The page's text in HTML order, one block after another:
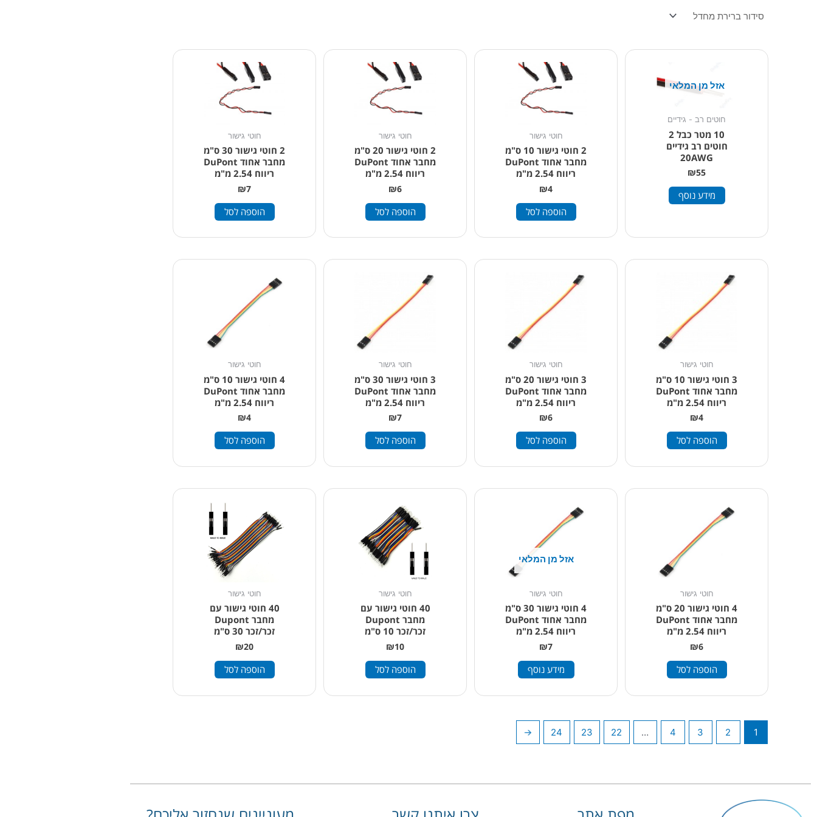
אזל מן המלאי
חוטים רב - גידיים
10 מטר כבל 2
חוטים רב גידיים
20AWG
₪55
מידע נוסף
חוטי גישור
2 חוטי גישור 10 ס"מ
מחבר אחוד DuPont
ריווח 2.54 מ"מ
₪4
הוספה לסל
חוטי גישור
2 חוטי גישור 20 ס"מ
מחבר אחוד DuPont
ריווח 2.54 מ"מ
₪6
הוספה לסל
חוטי גישור
2 חוטי גישור 30 ס"מ
מחבר אחוד DuPont
ריווח 2.54 מ"מ
₪7
הוספה לסל
חוטי גישור
3 חוטי גישור 10 ס"מ
מחבר אחוד DuPont
ריווח 2.54 מ"מ
₪4
הוספה לסל
חוטי גישור
3 חוטי גישור 20 ס"מ
מחבר אחוד DuPont
ריווח 2.54 מ"מ
₪6
הוספה לסל
חוטי גישור
3 חוטי גישור 30 ס"מ
מחבר אחוד DuPont
ריווח 2.54 מ"מ
₪7
הוספה לסל
חוטי גישור
4 חוטי גישור 10 ס"מ
מחבר אחוד DuPont
ריווח 2.54 מ"מ
₪4
הוספה לסל
חוטי גישור
4 חוטי גישור 20 ס"מ
מחבר אחוד DuPont
ריווח 2.54 מ"מ
₪6
הוספה לסל
אזל מן המלאי
חוטי גישור
4 חוטי גישור 30 ס"מ
מחבר אחוד DuPont
ריווח 2.54 מ"מ
₪7
מידע נוסף
חוטי גישור
40 חוטי גישור עם
מחבר Dupont
זכר/זכר 10 ס"מ
₪10
הוספה לסל
חוטי גישור
40 חוטי גישור עם
מחבר Dupont
זכר/זכר 30 ס"מ
₪20
הוספה לסל
1
2
3
4
…
22
23
24
←